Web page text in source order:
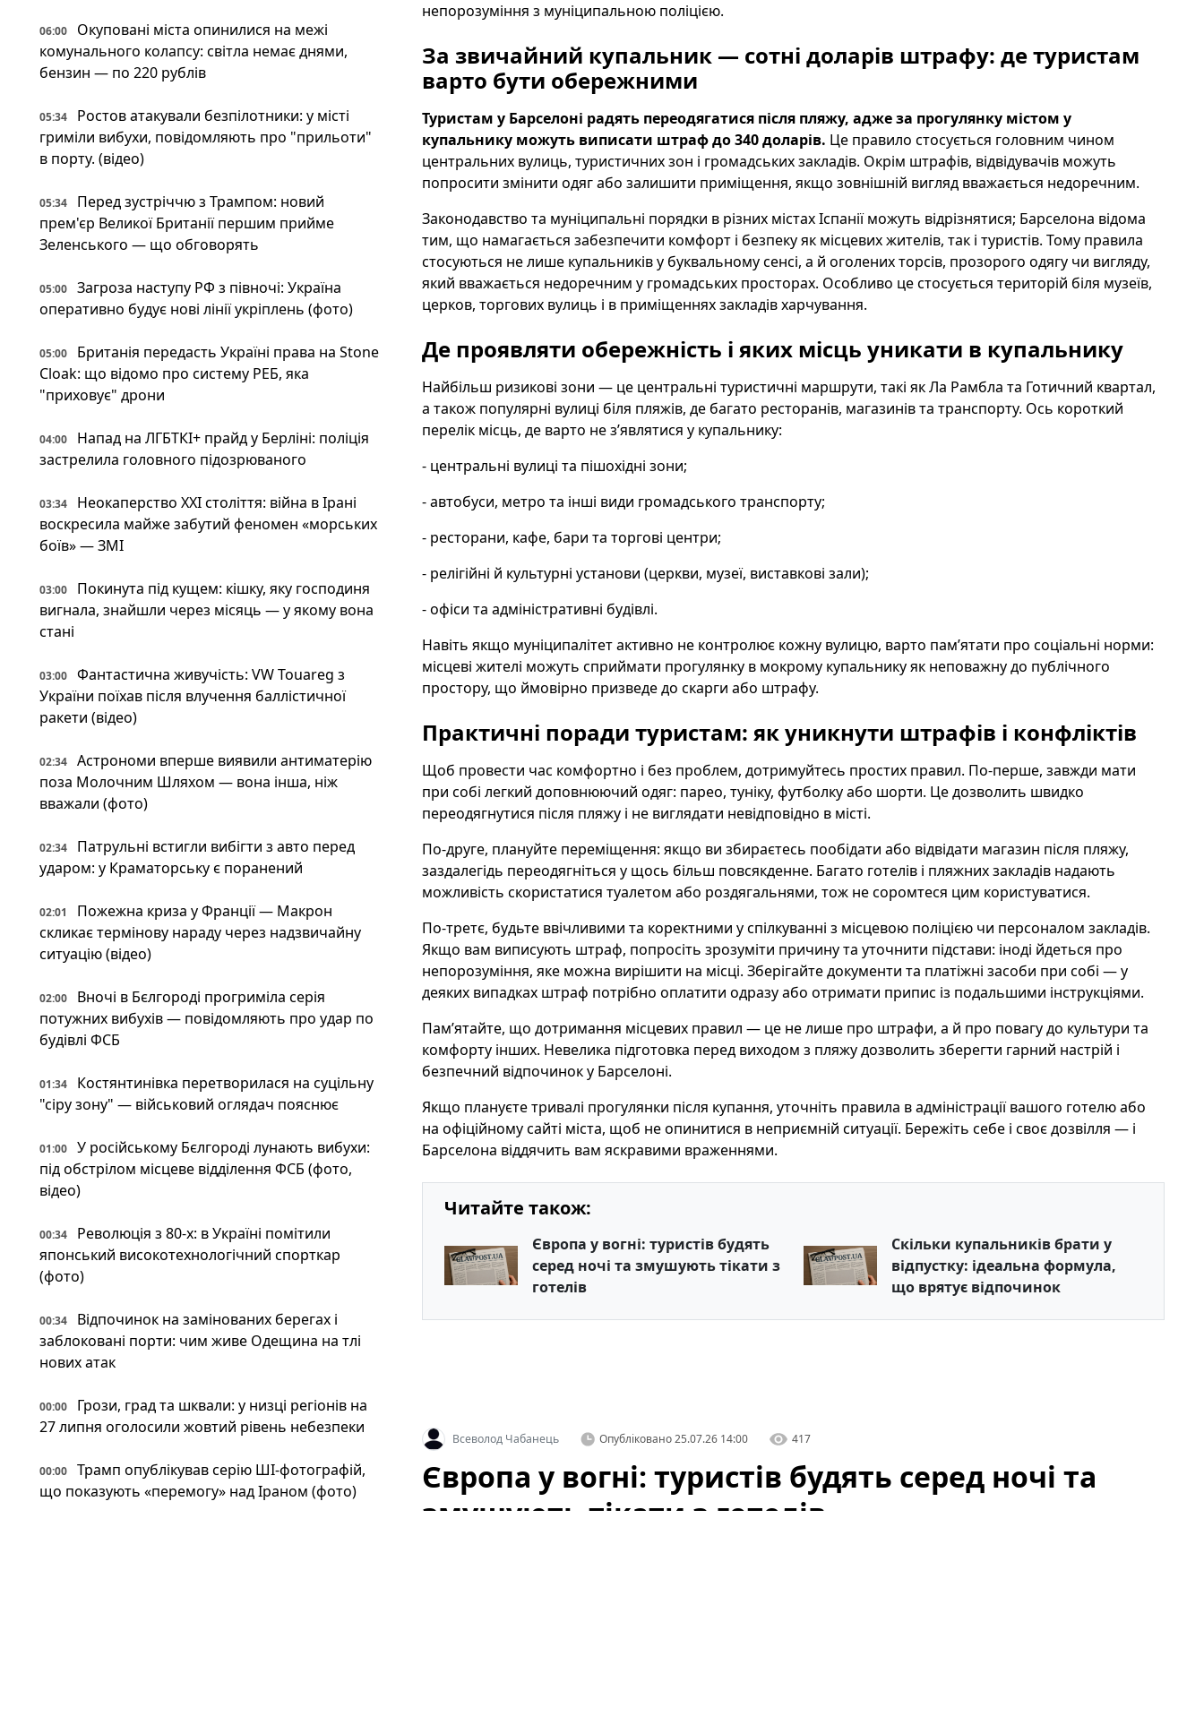
06:00
Окуповані міста опинилися на межі
комунального колапсу: світла немає днями,
бензин — по 220 рублів
05:34
Ростов атакували безпілотники: у місті
гриміли вибухи, повідомляють про "прильоти"
в порту. (відео)
05:34
Перед зустріччю з Трампом: новий
прем'єр Великої Британії першим прийме
Зеленського — що обговорять
05:00
Загроза наступу РФ з півночі: Україна
оперативно будує нові лінії укріплень (фото)
05:00
Британія передасть Україні права на Stone
Cloak: що відомо про систему РЕБ, яка
"приховує" дрони
04:00
Напад на ЛГБТКІ+ прайд у Берліні: поліція
застрелила головного підозрюваного
03:34
Неокаперство XXI століття: війна в Ірані
воскресила майже забутий феномен «морських
боїв» — ЗМІ
03:00
Покинута під кущем: кішку, яку господиня
вигнала, знайшли через місяць — у якому вона
стані
03:00
Фантастична живучість: VW Touareg з
України поїхав після влучення баллістичної
ракети (відео)
02:34
Астрономи вперше виявили антиматерію
поза Молочним Шляхом — вона інша, ніж
вважали (фото)
02:34
Патрульні встигли вибігти з авто перед
ударом: у Краматорську є поранений
02:01
Пожежна криза у Франції — Макрон
скликає термінову нараду через надзвичайну
ситуацію (відео)
02:00
Вночі в Бєлгороді прогриміла серія
потужних вибухів — повідомляють про удар по
будівлі ФСБ
01:34
Костянтинівка перетворилася на суцільну
"сіру зону" — військовий оглядач пояснює
01:00
У російському Бєлгороді лунають вибухи:
під обстрілом місцеве відділення ФСБ (фото,
відео)
00:34
Революція з 80-х: в Україні помітили
японський високотехнологічний спорткар
(фото)
00:34
Відпочинок на замінованих берегах і
заблоковані порти: чим живе Одещина на тлі
нових атак
00:00
Грози, град та шквали: у низці регіонів на
27 липня оголосили жовтий рівень небезпеки
00:00
Трамп опублікував серію ШІ-фотографій,
що показують «перемогу» над Іраном (фото)
непорозуміння з муніципальною поліцією.
За звичайний купальник — сотні доларів штрафу: де туристам
варто бути обережними
Туристам у Барселоні радять переодягатися після пляжу, адже за прогулянку містом у
купальнику можуть виписати штраф до 340 доларів. Це правило стосується головним чином
центральних вулиць, туристичних зон і громадських закладів. Окрім штрафів, відвідувачів можуть
попросити змінити одяг або залишити приміщення, якщо зовнішній вигляд вважається недоречним.
Законодавство та муніципальні порядки в різних містах Іспанії можуть відрізнятися; Барселона відома
тим, що намагається забезпечити комфорт і безпеку як місцевих жителів, так і туристів. Тому правила
стосуються не лише купальників у буквальному сенсі, а й оголених торсів, прозорого одягу чи вигляду,
який вважається недоречним у громадських просторах. Особливо це стосується територій біля музеїв,
церков, торгових вулиць і в приміщеннях закладів харчування.
Де проявляти обережність і яких місць уникати в купальнику
Найбільш ризикові зони — це центральні туристичні маршрути, такі як Ла Рамбла та Готичний квартал,
а також популярні вулиці біля пляжів, де багато ресторанів, магазинів та транспорту. Ось короткий
перелік місць, де варто не з’являтися у купальнику:
- центральні вулиці та пішохідні зони;
- автобуси, метро та інші види громадського транспорту;
- ресторани, кафе, бари та торгові центри;
- релігійні й культурні установи (церкви, музеї, виставкові зали);
- офіси та адміністративні будівлі.
Навіть якщо муніципалітет активно не контролює кожну вулицю, варто пам’ятати про соціальні норми:
місцеві жителі можуть сприймати прогулянку в мокрому купальнику як неповажну до публічного
простору, що ймовірно призведе до скарги або штрафу.
Практичні поради туристам: як уникнути штрафів і конфліктів
Щоб провести час комфортно і без проблем, дотримуйтесь простих правил. По-перше, завжди мати
при собі легкий доповнюючий одяг: парео, туніку, футболку або шорти. Це дозволить швидко
переодягнутися після пляжу і не виглядати невідповідно в місті.
По-друге, плануйте переміщення: якщо ви збираєтесь пообідати або відвідати магазин після пляжу,
заздалегідь переодягніться у щось більш повсякденне. Багато готелів і пляжних закладів надають
можливість скористатися туалетом або роздягальнями, тож не соромтеся цим користуватися.
По-третє, будьте ввічливими та коректними у спілкуванні з місцевою поліцією чи персоналом закладів.
Якщо вам виписують штраф, попросіть зрозуміти причину та уточнити підстави: іноді йдеться про
непорозуміння, яке можна вирішити на місці. Зберігайте документи та платіжні засоби при собі — у
деяких випадках штраф потрібно оплатити одразу або отримати припис із подальшими інструкціями.
Пам’ятайте, що дотримання місцевих правил — це не лише про штрафи, а й про повагу до культури та
комфорту інших. Невелика підготовка перед виходом з пляжу дозволить зберегти гарний настрій і
безпечний відпочинок у Барселоні.
Якщо плануєте тривалі прогулянки після купання, уточніть правила в адміністрації вашого готелю або
на офіційному сайті міста, щоб не опинитися в неприємній ситуації. Бережіть себе і своє дозвілля — і
Барселона віддячить вам яскравими враженнями.
Читайте також:
Європа у вогні: туристів будять
серед ночі та змушують тікати з
готелів
Скільки купальників брати у
відпустку: ідеальна формула,
що врятує відпочинок
Всеволод Чабанець Опубліковано25.07.26 14:00 417
Європа у вогні: туристів будять серед ночі та
змушують тікати з готелів